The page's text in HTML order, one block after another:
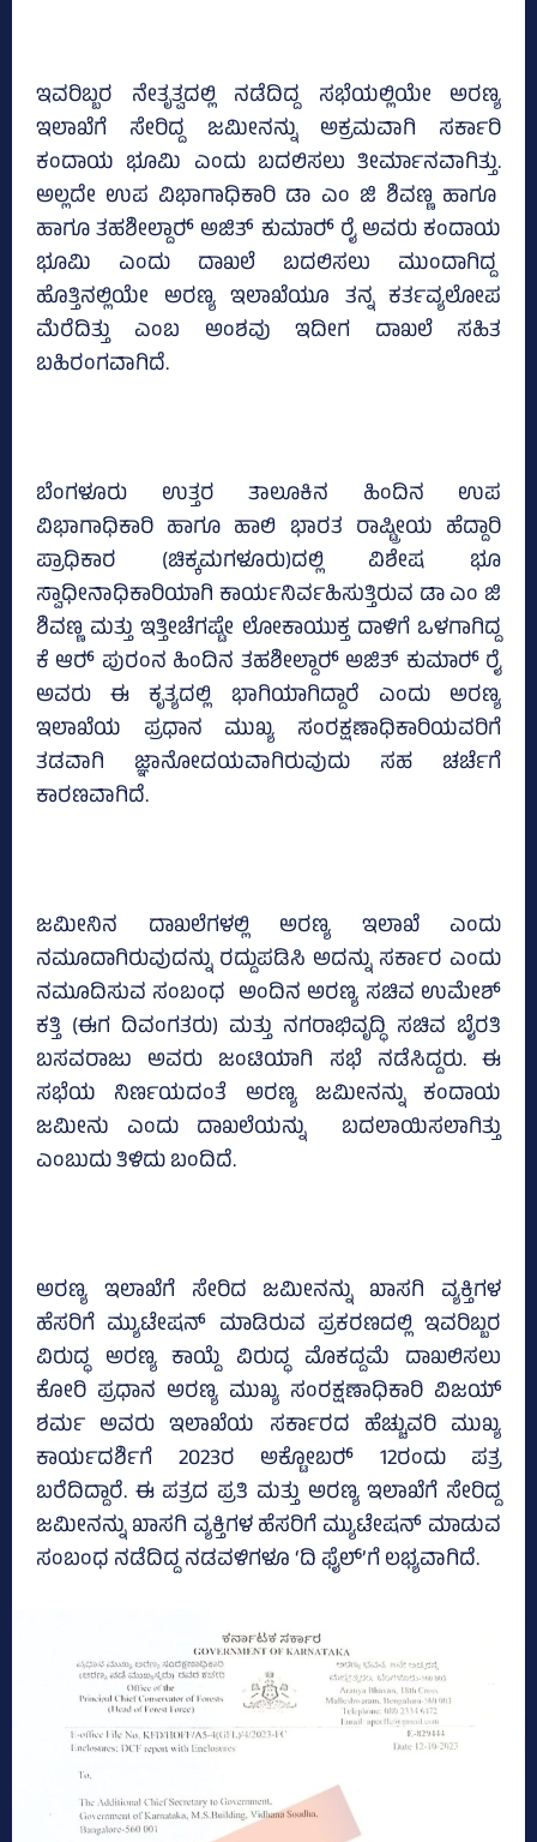
ಇವರಿಬ್ಬರ ನೇತೃತ್ವದಲ್ಲಿ ನಡೆದಿದ್ದ ಸಭೆಯಲ್ಲಿಯೇ ಅರಣ್ಯ
ಇಲಾಖೆಗೆ ಸೇರಿದ್ದ ಜಮೀನನ್ನು ಅಕ್ರಮವಾಗಿ ಸರ್ಕಾರಿ
ಕಂದಾಯ ಭೂಮಿ ಎಂದು ಬದಲಿಸಲು ತೀರ್ಮಾನವಾಗಿತ್ತು.
ಅಲ್ಲದೇ ಉಪ ವಿಭಾಗಾಧಿಕಾರಿ ಡಾ ಎಂ ಜಿ ಶಿವಣ್ಣ ಹಾಗೂ
ಹಾಗೂ ತಹಶೀಲ್ದಾರ್‍‌ ಅಜಿತ್‌ ಕುಮಾರ್‍‌ ರೈ ಅವರು ಕಂದಾಯ
ಭೂಮಿ ಎಂದು ದಾಖಲೆ ಬದಲಿಸಲು ಮುಂದಾಗಿದ್ದ
ಹೊತ್ತಿನಲ್ಲಿಯೇ ಅರಣ್ಯ ಇಲಾಖೆಯೂ ತನ್ನ ಕರ್ತವ್ಯಲೋಪ
ಮೆರೆದಿತ್ತು ಎಂಬ ಅಂಶವು ಇದೀಗ ದಾಖಲೆ ಸಹಿತ
ಬಹಿರಂಗವಾಗಿದೆ.
ಬೆಂಗಳೂರು ಉತ್ತರ ತಾಲೂಕಿನ ಹಿಂದಿನ ಉಪ
ವಿಭಾಗಾಧಿಕಾರಿ ಹಾಗೂ ಹಾಲಿ ಭಾರತ ರಾಷ್ಟ್ರೀಯ ಹೆದ್ದಾರಿ
ಪ್ರಾಧಿಕಾರ (ಚಿಕ್ಕಮಗಳೂರು)ದಲ್ಲಿ ವಿಶೇಷ ಭೂ
ಸ್ವಾಧೀನಾಧಿಕಾರಿಯಾಗಿ ಕಾರ್ಯನಿರ್ವಹಿಸುತ್ತಿರುವ ಡಾ ಎಂ ಜಿ
ಶಿವಣ್ಣ ಮತ್ತು ಇತ್ತೀಚೆಗಷ್ಟೇ ಲೋಕಾಯುಕ್ತ ದಾಳಿಗೆ ಒಳಗಾಗಿದ್ದ
ಕೆ ಆರ್‍‌ ಪುರಂನ ಹಿಂದಿನ ತಹಶೀಲ್ದಾರ್‍‌ ಅಜಿತ್‌ ಕುಮಾರ್‍‌ ರೈ
ಅವರು ಈ ಕೃತ್ಯದಲ್ಲಿ ಭಾಗಿಯಾಗಿದ್ದಾರೆ ಎಂದು ಅರಣ್ಯ
ಇಲಾಖೆಯ ಪ್ರಧಾನ ಮುಖ್ಯ ಸಂರಕ್ಷಣಾಧಿಕಾರಿಯವರಿಗೆ
ತಡವಾಗಿ ಜ್ಞಾನೋದಯವಾಗಿರುವುದು ಸಹ ಚರ್ಚೆಗೆ
ಕಾರಣವಾಗಿದೆ.
ಜಮೀನಿನ ದಾಖಲೆಗಳಲ್ಲಿ ಅರಣ್ಯ ಇಲಾಖೆ ಎಂದು
ನಮೂದಾಗಿರುವುದನ್ನು ರದ್ದುಪಡಿಸಿ ಅದನ್ನು ಸರ್ಕಾರ ಎಂದು
ನಮೂದಿಸುವ ಸಂಬಂಧ ಅಂದಿನ ಅರಣ್ಯ ಸಚಿವ ಉಮೇಶ್‌
ಕತ್ತಿ (ಈಗ ದಿವಂಗತರು) ಮತ್ತು ನಗರಾಭಿವೃದ್ಧಿ ಸಚಿವ ಬೈರತಿ
ಬಸವರಾಜು ಅವರು ಜಂಟಿಯಾಗಿ ಸಭೆ ನಡೆಸಿದ್ದರು. ಈ
ಸಭೆಯ ನಿರ್ಣಯದಂತೆ ಅರಣ್ಯ ಜಮೀನನ್ನು ಕಂದಾಯ
ಜಮೀನು ಎಂದು ದಾಖಲೆಯನ್ನು ಬದಲಾಯಿಸಲಾಗಿತ್ತು
ಎಂಬುದು ತಿಳಿದು ಬಂದಿದೆ.
ಅರಣ್ಯ ಇಲಾಖೆಗೆ ಸೇರಿದ ಜಮೀನನ್ನು ಖಾಸಗಿ ವ್ಯಕ್ತಿಗಳ
ಹೆಸರಿಗೆ ಮ್ಯುಟೇಷನ್‌ ಮಾಡಿರುವ ಪ್ರಕರಣದಲ್ಲಿ ಇವರಿಬ್ಬರ
ವಿರುದ್ಧ ಅರಣ್ಯ ಕಾಯ್ದೆ ವಿರುದ್ಧ ಮೊಕದ್ದಮೆ ದಾಖಲಿಸಲು
ಕೋರಿ ಪ್ರಧಾನ ಅರಣ್ಯ ಮುಖ್ಯ ಸಂರಕ್ಷಣಾಧಿಕಾರಿ ವಿಜಯ್‌
ಶರ್ಮ ಅವರು ಇಲಾಖೆಯ ಸರ್ಕಾರದ ಹೆಚ್ಚುವರಿ ಮುಖ್ಯ
ಕಾರ್ಯದರ್ಶಿಗೆ 2023ರ ಅಕ್ಟೋಬರ್‍‌ 12ರಂದು ಪತ್ರ
ಬರೆದಿದ್ದಾರೆ. ಈ ಪತ್ರದ ಪ್ರತಿ ಮತ್ತು ಅರಣ್ಯ ಇಲಾಖೆಗೆ ಸೇರಿದ್ದ
ಜಮೀನನ್ನು ಖಾಸಗಿ ವ್ಯಕ್ತಿಗಳ ಹೆಸರಿಗೆ ಮ್ಯುಟೇಷನ್‌ ಮಾಡುವ
ಸಂಬಂಧ ನಡೆದಿದ್ದ ನಡವಳಿಗಳೂ ‘ದಿ ಫೈಲ್‌’ಗೆ ಲಭ್ಯವಾಗಿದೆ.